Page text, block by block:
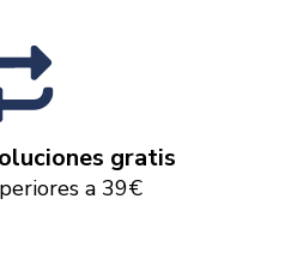
gratis
a 39€